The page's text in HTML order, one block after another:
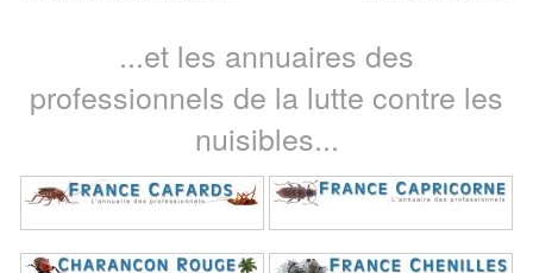
...et les annuaires des
professionnels de la lutte contre les
nuisibles...